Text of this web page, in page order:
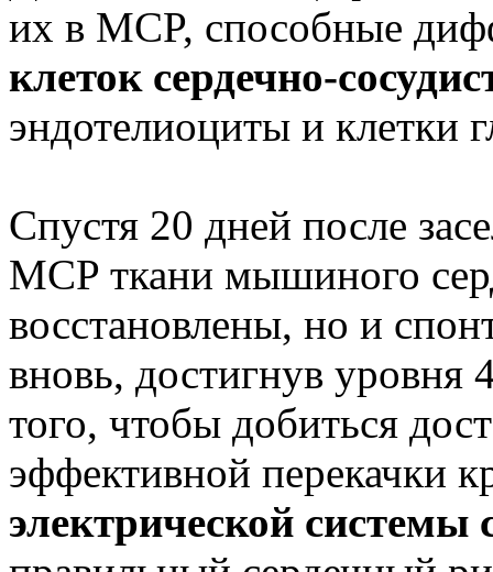
их в MCP, способные
клеток сердечно-
эндотелиоциты и клетки
Спустя 20 дней после
MCP ткани мышиного
восстановлены, но и
вновь, достигнув уровня
того, чтобы добиться
эффективной перекачки
электрической системы